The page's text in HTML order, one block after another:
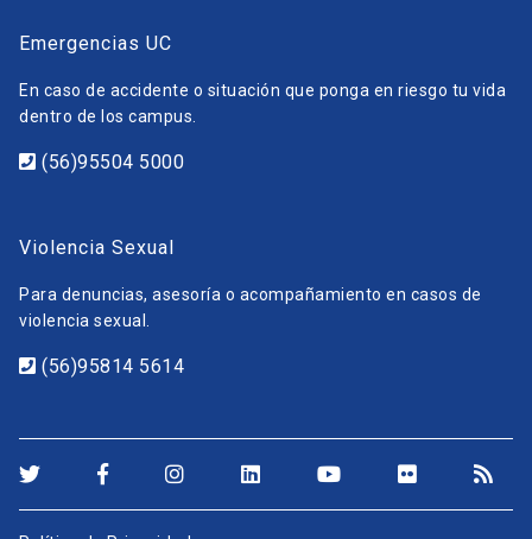
Emergencias UC
En caso de accidente o situación que ponga en riesgo tu vida
dentro de los campus.
(56)95504 5000
Violencia Sexual
Para denuncias, asesoría o acompañamiento en casos de
violencia sexual.
(56)95814 5614